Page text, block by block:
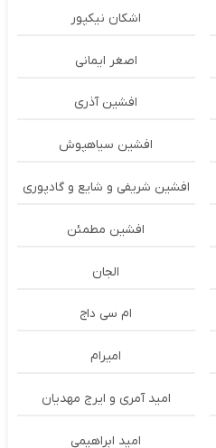
اشکان نیکپور
اصغر ایمانی
افشین آذری
افشین سیاهپوش
افشین شریفی و شایع و گادپوری
افشین مطمئن
الجان
ام سی داج
اميرام
امید آمری و ایرج مهدیان
امید ابراهیمی